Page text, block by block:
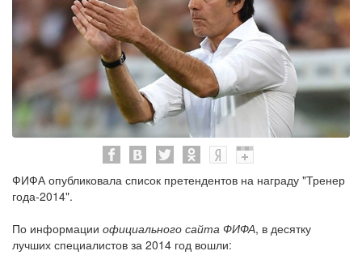
ФИФА опубликовала список претендентов на награду "Тренер
года-2014".
По информации официального сайта ФИФА, в десятку
лучших специалистов за 2014 год вошли: